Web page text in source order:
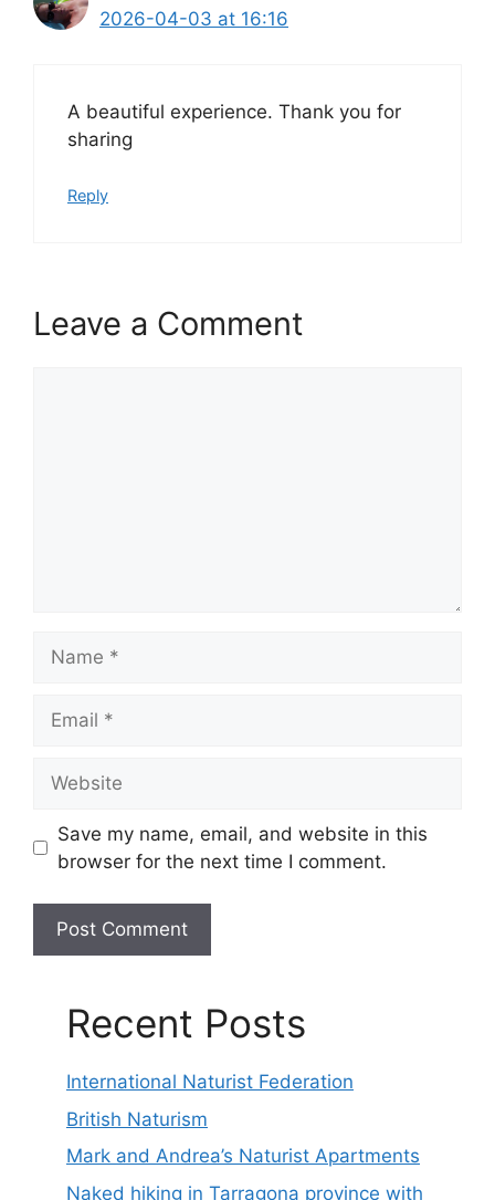
2026-04-03 at 16:16
A beautiful experience. Thank you for
sharing
Reply
Leave a Comment
Save my name, email, and website in this
browser for the next time I comment.
Recent Posts
International Naturist Federation
British Naturism
Mark and Andrea’s Naturist Apartments
Naked hiking in Tarragona province with